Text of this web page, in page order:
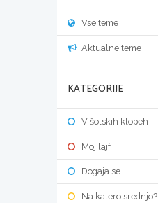
Vse teme
Aktualne teme
KATEGORIJE
V šolskih klopeh
Moj lajf
Dogaja se
Na katero srednjo?